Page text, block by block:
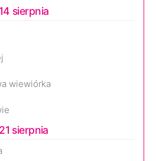
14 sierpnia
wiewiórka
21 sierpnia